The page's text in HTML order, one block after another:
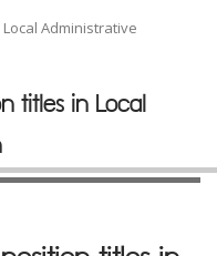
Administrative
titles in Local